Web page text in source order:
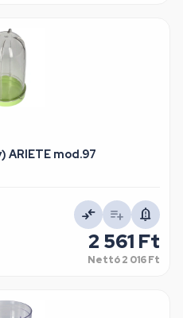
mod.97
2 561 Ft
Nettó2 016 Ft